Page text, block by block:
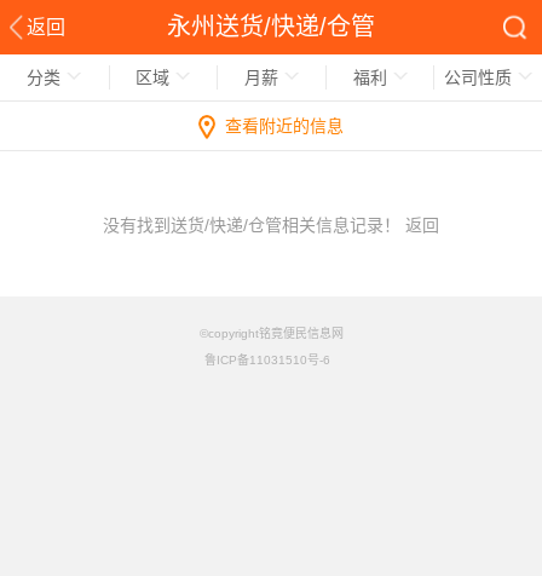
返回 永州送货/快递/仓管
分类 区域 月薪 福利 公司性质
查看附近的信息
没有找到送货/快递/仓管相关信息记录！ 返回
©copyright铭竟便民信息网
鲁ICP备11031510号-6